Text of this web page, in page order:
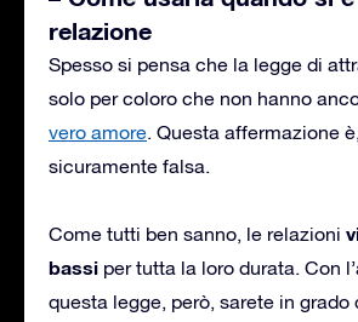
relazione
Spesso si pensa che la legge di
solo per coloro che non hanno
vero amore. Questa affermazione
sicuramente falsa.
Come tutti ben sanno, le relazioni
bassi per tutta la loro durata. Con
questa legge, però, sarete in grado